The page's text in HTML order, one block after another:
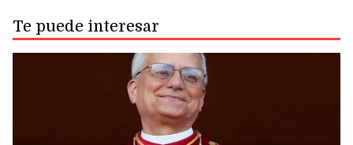
Te puede interesar